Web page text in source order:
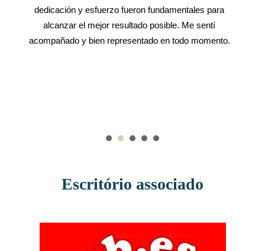
dedicación y esfuerzo fueron fundamentales para
alcanzar el mejor resultado posible. Me sentí
acompañado y bien representado en todo momento.
Escritório associado